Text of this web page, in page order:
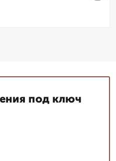
под ключ